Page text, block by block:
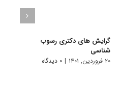
گرایش های دکتری رسوب
شناسی
۲۰ فروردین, ۱۴۰۱ | ۰ دیدگاه